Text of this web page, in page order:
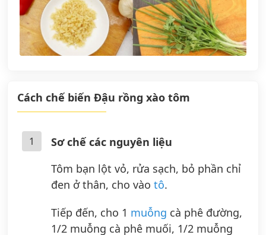
Cách chế biến Đậu rồng xào tôm
1
Sơ chế các nguyên liệu
Tôm bạn lột vỏ, rửa sạch, bỏ phần chỉ
đen ở thân, cho vào tô.
Tiếp đến, cho 1 muỗng cà phê đường,
1/2 muỗng cà phê muối, 1/2 muỗng